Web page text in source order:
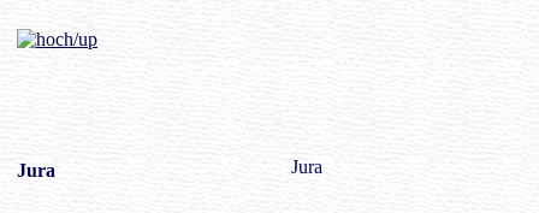
Jura Jura